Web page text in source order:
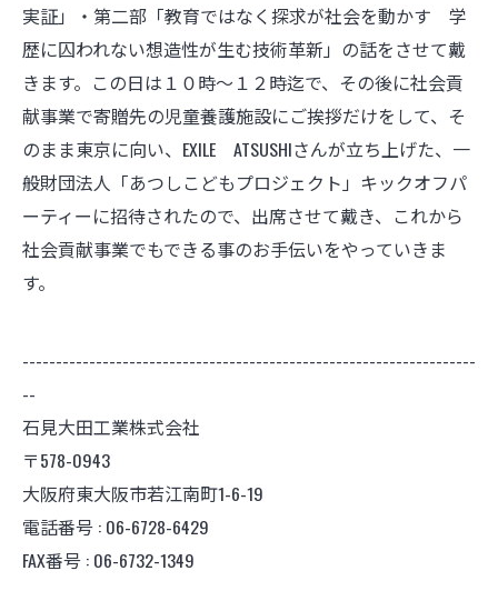
実証」・第二部「教育ではなく探求が社会を動かす 学
歴に囚われない想造性が生む技術革新」の話をさせて戴
きます。この日は１０時～１２時迄で、その後に社会貢
献事業で寄贈先の児童養護施設にご挨拶だけをして、そ
のまま東京に向い、EXILE ATSUSHIさんが立ち上げた、一
般財団法人「あつしこどもプロジェクト」キックオフパ
ーティーに招待されたので、出席させて戴き、これから
社会貢献事業でもできる事のお手伝いをやっていきま
す。
--------------------------------------------------------------------
--
石見大田工業株式会社
〒578-0943
大阪府東大阪市若江南町1-6-19
電話番号 : 06-6728-6429
FAX番号 : 06-6732-1349